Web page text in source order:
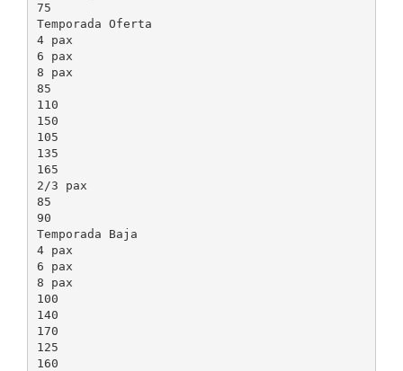
75
Temporada Oferta
4 pax
6 pax
8 pax
85
110
150
105
135
165
2/3 pax
85
90
Temporada Baja
4 pax
6 pax
8 pax
100
140
170
125
160